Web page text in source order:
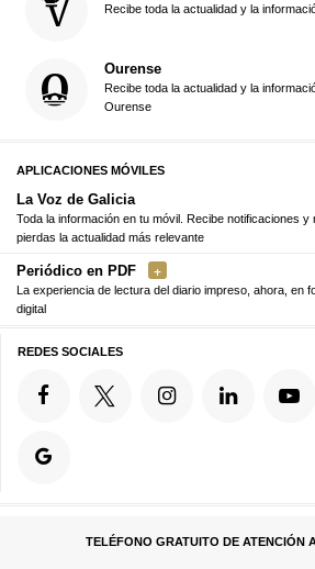
Recibe toda la actualidad y la
Ourense
Recibe toda la actualidad y la
Ourense
APLICACIONES MÓVILES
La Voz de Galicia
Toda la información en tu móvil. Recibe notificaciones y
pierdas la actualidad más relevante
Periódico en PDF
La experiencia de lectura del diario impreso, ahora, en
digital
REDES SOCIALES
TELÉFONO GRATUITO DE ATENCIÓN